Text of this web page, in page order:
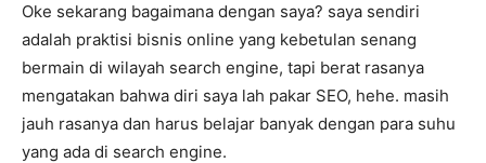
Oke sekarang bagaimana dengan saya? saya sendiri
adalah praktisi bisnis online yang kebetulan senang
bermain di wilayah search engine, tapi berat rasanya
mengatakan bahwa diri saya lah pakar SEO, hehe. masih
jauh rasanya dan harus belajar banyak dengan para suhu
yang ada di search engine.